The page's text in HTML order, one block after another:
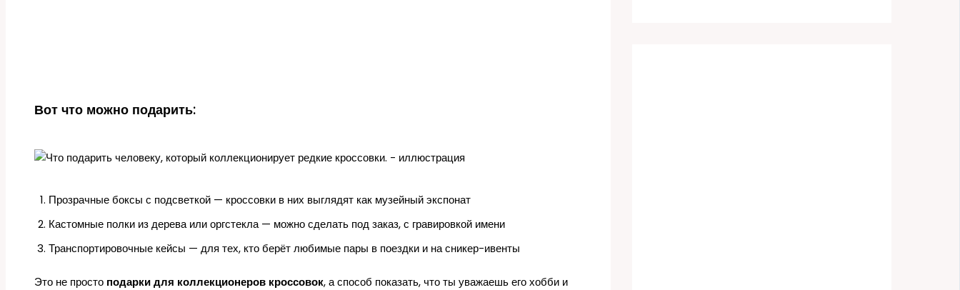
Вот что можно подарить:
Прозрачные боксы с подсветкой — кроссовки в них выглядят как музейный экспонат
Кастомные полки из дерева или оргстекла — можно сделать под заказ, с гравировкой имени
Транспортировочные кейсы — для тех, кто берёт любимые пары в поездки и на сникер-ивенты
Это не просто подарки для коллекционеров кроссовок, а способ показать, что ты уважаешь его хобби и